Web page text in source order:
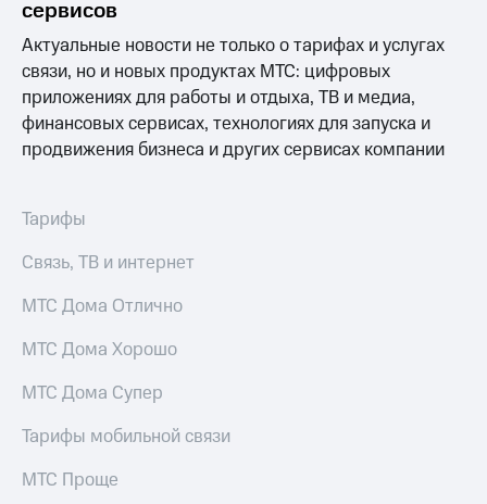
МТС
о технологиях
Достижения
Интервью
в
Корпоративное
управление
Корпоративный
секретарь
Раскрытие
сервисов
Актуальные новости не только о тарифах и услугах
связи, но и новых продуктах МТС: цифровых
приложениях для работы и отдыха, ТВ и медиа,
финансовых сервисах, технологиях для запуска и
продвижения бизнеса и других сервисах компании
Тарифы
Связь, ТВ и интернет
МТС Дома Отлично
МТС Дома Хорошо
МТС Дома Супер
Тарифы мобильной связи
МТС Проще